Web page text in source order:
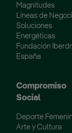
Magnitudes
Líneas de
Soluciones
Energéticas
Fundación
España
Compromiso
Social
Deporte
Arte y Cultura